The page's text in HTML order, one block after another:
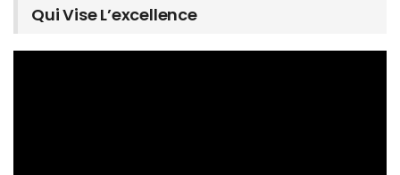
Qui Vise L’excellence